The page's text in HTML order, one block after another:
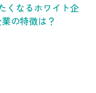
くなるホワイト企
の特徴は？